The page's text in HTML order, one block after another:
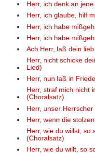
Herr, ich denk an
Herr, ich glaube, hilf
Herr, ich habe
Herr, ich habe
Ach Herr, laß dein
Herr, nicht schicke
Lied)
Herr, nun laß in
Herr, straf mich nicht
(Choralsatz)
Herr, unser Herrscher
Herr, wenn die
Herr, wie du willst, so
(Choralsatz)
Herr, wie du willt, so